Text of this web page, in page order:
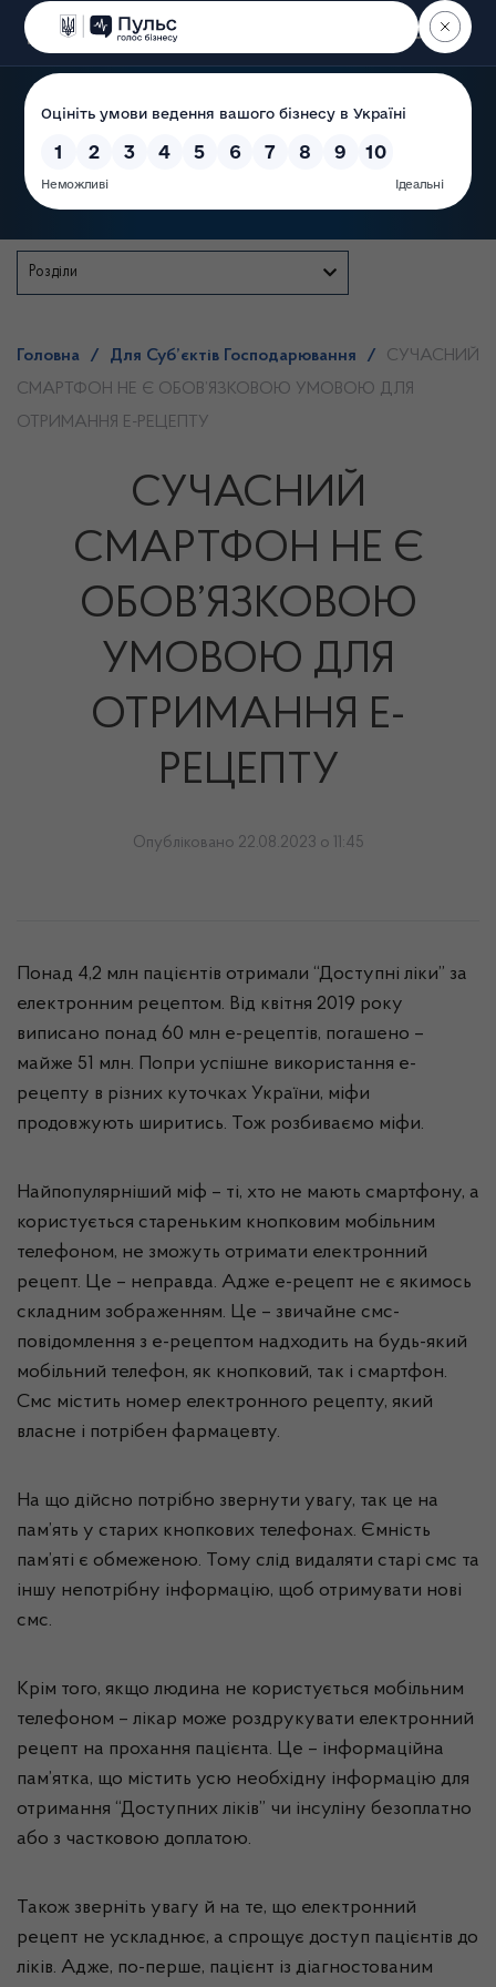
Пошук
Розділи
Головна / Для Суб’єктів Господарювання /
СУЧАСНИЙ
СМАРТФОН НЕ Є ОБОВ’ЯЗКОВОЮ УМОВОЮ ДЛЯ
ОТРИМАННЯ Е-РЕЦЕПТУ
СУЧАСНИЙ
СМАРТФОН НЕ Є
ОБОВ’ЯЗКОВОЮ
УМОВОЮ ДЛЯ
ОТРИМАННЯ Е-
РЕЦЕПТУ
Опубліковано 22.08.2023 о 11:45
Понад 4,2 млн пацієнтів отримали “Доступні ліки” за
електронним рецептом. Від квітня 2019 року
виписано понад 60 млн е-рецептів, погашено –
майже 51 млн. Попри успішне використання е-
рецепту в різних куточках України, міфи
продовжують ширитись. Тож розбиваємо міфи.
Найпопулярніший міф – ті, хто не мають смартфону, а
користується стареньким кнопковим мобільним
телефоном, не зможуть отримати електронний
рецепт. Це – неправда. Адже е-рецепт не є якимось
складним зображенням. Це – звичайне смс-
повідомлення з е-рецептом надходить на будь-який
мобільний телефон, як кнопковий, так і смартфон.
Смс містить номер електронного рецепту, який
власне і потрібен фармацевту.
На що дійсно потрібно звернути увагу, так це на
пам’ять у старих кнопкових телефонах. Ємність
пам’яті є обмеженою. Тому слід видаляти старі смс та
іншу непотрібну інформацію, щоб отримувати нові
смс.
Крім того, якщо людина не користується мобільним
телефоном – лікар може роздрукувати електронний
рецепт на прохання пацієнта. Це – інформаційна
пам’ятка, що містить усю необхідну інформацію для
отримання “Доступних ліків” чи інсуліну безоплатно
або з частковою доплатою.
Також зверніть увагу й на те, що електронний
рецепт не ускладнює, а спрощує доступ пацієнтів до
ліків. Адже, по-перше, пацієнт із діагностованим